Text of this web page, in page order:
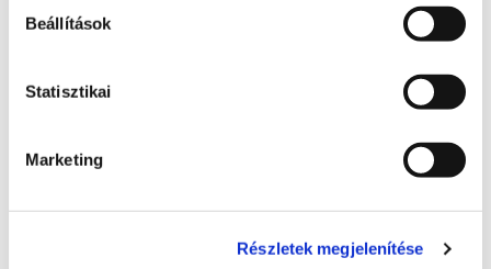
Beállítások
Statisztikai
Marketing
Részletek megjelenítése